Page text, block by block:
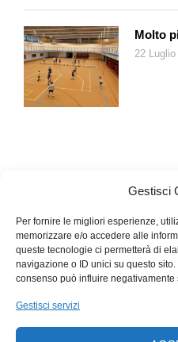
Gestisci
Per fornire le migliori esperienze,
memorizzare e/o accedere alle
queste tecnologie ci permetterà di
navigazione o ID unici su questo
consenso può influire
Gestisci servizi
Molto
22